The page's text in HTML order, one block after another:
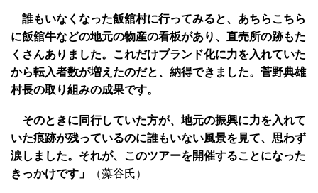
誰もいなくなった飯舘村に行ってみると、あちらこちら
に飯舘牛などの地元の物産の看板があり、直売所の跡もた
くさんありました。これだけブランド化に力を入れていた
から転入者数が増えたのだと、納得できました。菅野典雄
村長の取り組みの成果です。
そのときに同行していた方が、地元の振興に力を入れて
いた痕跡が残っているのに誰もいない風景を見て、思わず
涙しました。それが、このツアーを開催することになった
きっかけです」
（藻谷氏）